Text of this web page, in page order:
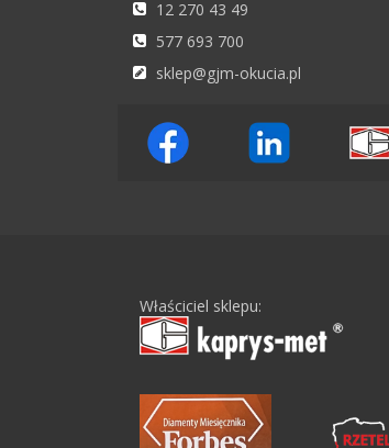
12 270 43 49
577 693 700
sklep@gjm-okucia.pl
Właściciel sklepu: